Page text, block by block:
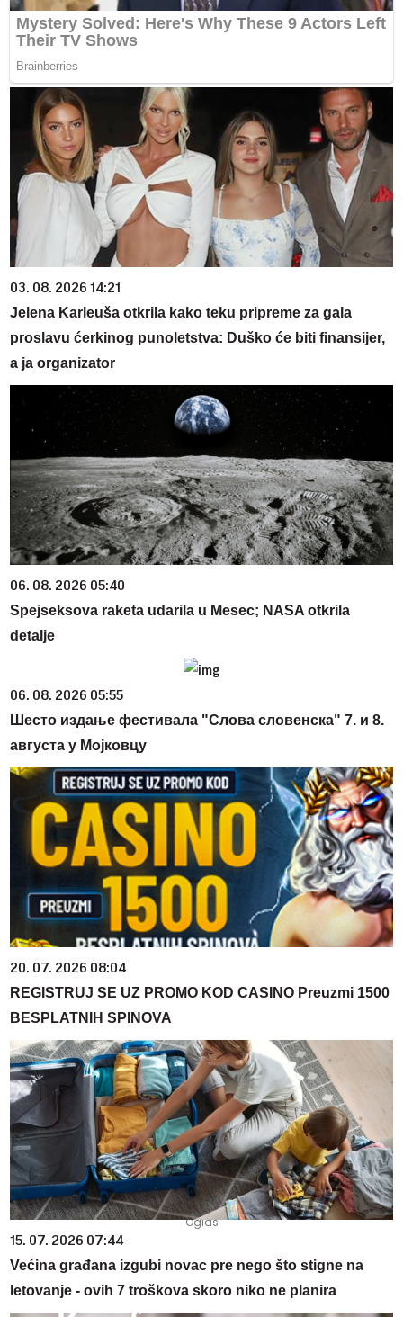
03. 08. 2026 14:21
Jelena Karleuša otkrila kako teku pripreme za gala
proslavu ćerkinog punoletstva: Duško će biti finansijer,
a ja organizator
06. 08. 2026 05:40
Spejseksova raketa udarila u Mesec; NASA otkrila
detalje
06. 08. 2026 05:55
Шесто издање фестивала "Слова словенска" 7. и 8.
августа у Мојковцу
20. 07. 2026 08:04
REGISTRUJ SE UZ PROMO KOD CASINO Preuzmi 1500
BESPLATNIH SPINOVA
15. 07. 2026 07:44
Većina građana izgubi novac pre nego što stigne na
letovanje - ovih 7 troškova skoro niko ne planira